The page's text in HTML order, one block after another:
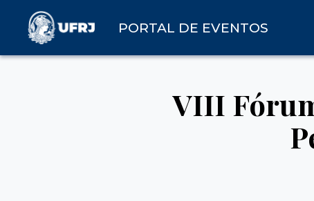
PORTAL DE EVENTOS
VIII